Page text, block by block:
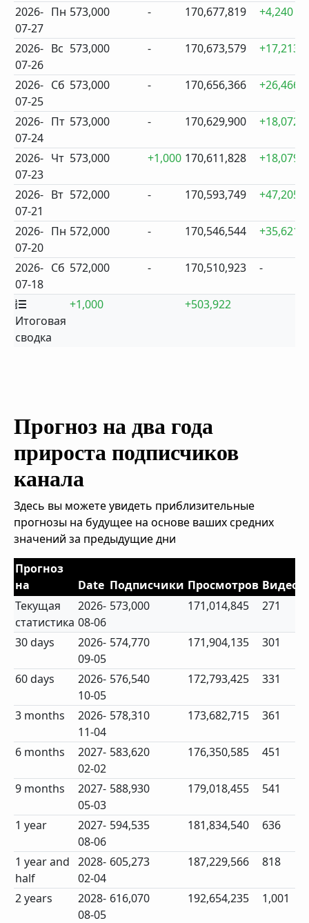
2026-
07-27
Пн 573,000 - 170,677,819 +4,240
2026-
07-26
Вс 573,000 - 170,673,579 +17,213
2026-
07-25
Сб 573,000 - 170,656,366 +26,466
2026-
07-24
Пт 573,000 - 170,629,900 +18,072
2026-
07-23
Чт 573,000 +1,000 170,611,828 +18,079
2026-
07-21
Вт 572,000 - 170,593,749 +47,205
2026-
07-20
Пн 572,000 - 170,546,544 +35,621
2026-
07-18
Сб 572,000 - 170,510,923 -
Итоговая
сводка
+1,000 +503,922
Прогноз на два года
прироста подписчиков
канала
Здесь вы можете увидеть приблизительные
прогнозы на будущее на основе ваших средних
значений за предыдущие дни
Прогноз
на
Date Подписчики Просмотров Видео
Текущая
статистика
2026-
08-06
573,000 171,014,845 271
30 days
2026-
09-05
574,770 171,904,135 301
60 days
2026-
10-05
576,540 172,793,425 331
3 months
2026-
11-04
578,310 173,682,715 361
6 months
2027-
02-02
583,620 176,350,585 451
9 months
2027-
05-03
588,930 179,018,455 541
1 year
2027-
08-06
594,535 181,834,540 636
1 year and
half
2028-
02-04
605,273 187,229,566 818
2 years
2028-
08-05
616,070 192,654,235 1,001